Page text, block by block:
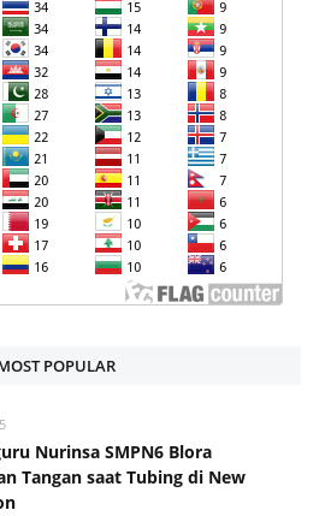
POPULAR
Nurinsa SMPN6 Blora
Tangan saat Tubing di New